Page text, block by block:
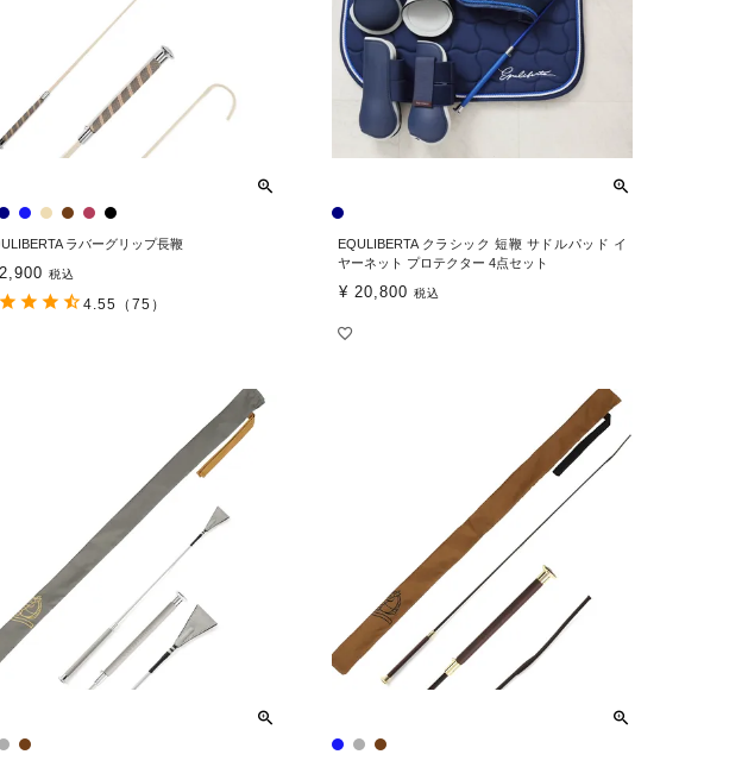
ラバーグリップ長鞭
2,900 税込
4.55 （75）
EQULIBERTA クラシック 短鞭 サドルパッド イ
ヤーネット プロテクター 4点セット
¥ 20,800 税込